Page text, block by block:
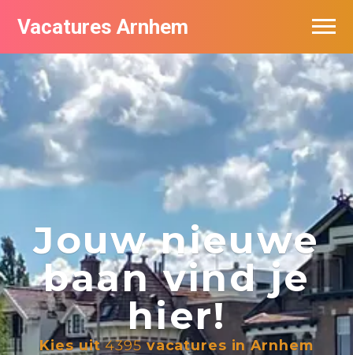
Vacatures Arnhem
Jouw nieuwe
baan vind je
hier!
Kies uit4395vacatures in Arnhem
Vacatures per bedrijf in Arnhem
Nieuwsbrief feed